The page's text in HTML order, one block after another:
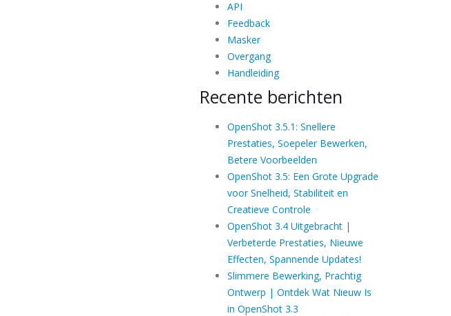
API
Feedback
Masker
Overgang
Handleiding
Recente berichten
OpenShot 3.5.1: Snellere
Prestaties, Soepeler Bewerken,
Betere Voorbeelden
OpenShot 3.5: Een Grote Upgrade
voor Snelheid, Stabiliteit en
Creatieve Controle
OpenShot 3.4 Uitgebracht |
Verbeterde Prestaties, Nieuwe
Effecten, Spannende Updates!
Slimmere Bewerking, Prachtig
Ontwerp | Ontdek Wat Nieuw Is
in OpenShot 3.3